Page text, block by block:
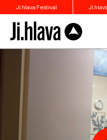
Ji.hlava Festival